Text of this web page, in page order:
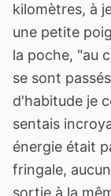
kilomètres, à
une petite
la poche, "au
se sont
d'habitude je
sentais
énergie était
fringale,
sortie à la